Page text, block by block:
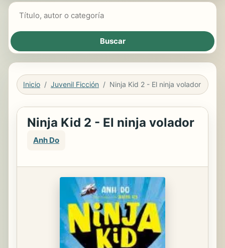
Inicio Juvenil Ficción Ninja Kid 2 - El ninja volador
Ninja Kid 2 - El ninja volador
Anh Do